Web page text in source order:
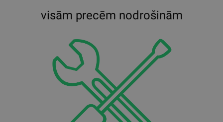
visām precēm nodrošinām